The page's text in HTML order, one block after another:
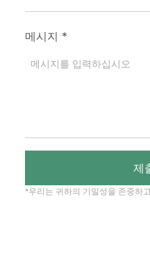
메시지 *
제
*우리는 귀하의 기밀성을 존중하